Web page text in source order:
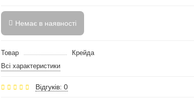
Немає в наявності
Товар
Крейда
Всі характеристики
Відгуків: 0